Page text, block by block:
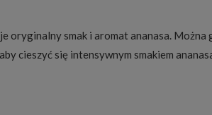
smak i aromat ananasa. Można
cieszyć się intensywnym smakiem